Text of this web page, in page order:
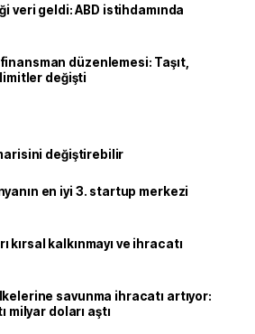
veri geldi: ABD istihdamında
düzenlemesi: Taşıt,
değişti
değiştirebilir
en iyi 3. startup merkezi
kırsal kalkınmayı ve ihracatı
savunma ihracatı artıyor:
milyar doları aştı